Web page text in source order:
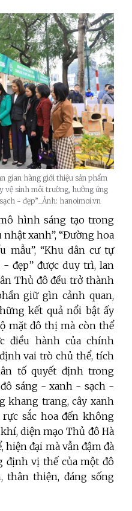
gian hàng giới thiệu sản phẩm
vệ sinh môi trường, hưởng ứng
- đẹp”_Ảnh: hanoimoi.vn
hình sáng tạo trong
xanh”, “Đường hoa
mẫu”, “Khu dân cư tự
đẹp” được duy trì, lan
Thủ đô đều trở thành
giữ gìn cảnh quan,
kết quả nổi bật ấy
mặt đô thị mà còn thể
điều hành của chính
vai trò chủ thể, tích
tố quyết định trong
sáng - xanh - sạch -
khang trang, cây xanh
sắc hoa đến không
diện mạo Thủ đô Hà
hiện đại mà vẫn đậm đà
định vị thế của một đô
thiện, đáng sống